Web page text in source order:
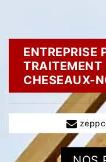
ENTREPRISE
TRAITEMENT
CHESEAUX-